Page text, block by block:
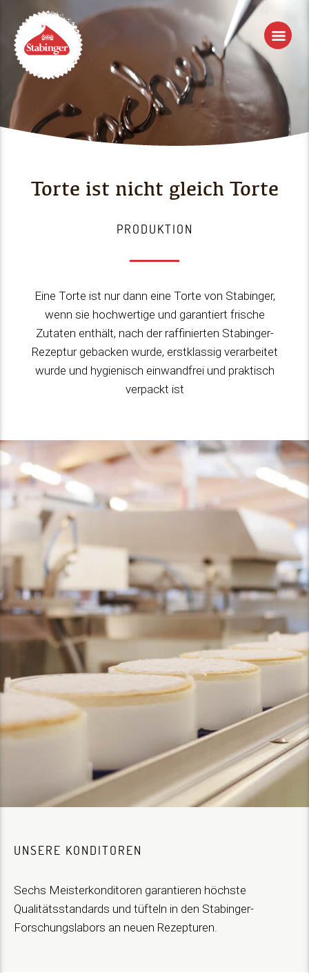
Torte ist nicht gleich Torte
PRODUKTION
Eine Torte ist nur dann eine Torte von Stabinger,
wenn sie hochwertige und garantiert frische
Zutaten enthält, nach der raffinierten Stabinger-
Rezeptur gebacken wurde, erstklassig verarbeitet
wurde und hygienisch einwandfrei und praktisch
verpackt ist
UNSERE KONDITOREN
Sechs Meisterkonditoren garantieren höchste
Qualitätsstandards und tüfteln in den Stabinger-
Forschungslabors an neuen Rezepturen.